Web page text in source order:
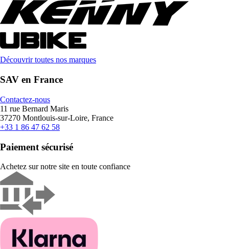
Découvrir toutes nos marques
SAV en France
Contactez-nous
11 rue Bernard Maris
37270 Montlouis-sur-Loire, France
+33 1 86 47 62 58
Paiement sécurisé
Achetez sur notre site en toute confiance